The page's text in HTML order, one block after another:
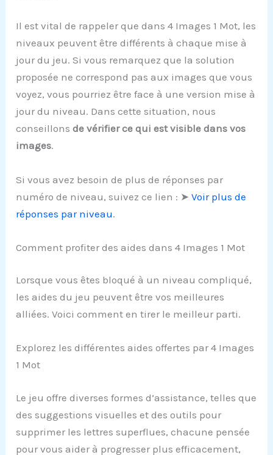
Il est vital de rappeler que dans 4 Images 1 Mot, les
niveaux peuvent être différents à chaque mise à
jour du jeu. Si vous remarquez que la solution
proposée ne correspond pas aux images que vous
voyez, vous pourriez être face à une version mise à
jour du niveau. Dans cette situation, nous
conseillonsde vérifier ce qui est visible dans vos
images.
Si vous avez besoin de plus de réponses par
numéro de niveau, suivez ce lien : ➤Voir plus de
réponses par niveau.
Comment profiter des aides dans 4 Images 1 Mot
Lorsque vous êtes bloqué à un niveau compliqué,
les aides du jeu peuvent être vos meilleures
alliées. Voici comment en tirer le meilleur parti.
Explorez les différentes aides offertes par 4 Images
1 Mot
Le jeu offre diverses formes d’assistance, telles que
des suggestions visuelles et des outils pour
supprimer les lettres superflues, chacune pensée
pour vous aider à progresser plus efficacement,